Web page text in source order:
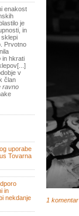
enakost
je
in
Prvotno
in hkrati
v
član
ravno
uporabe
Tovarna
in
nekdanje
1 komentar